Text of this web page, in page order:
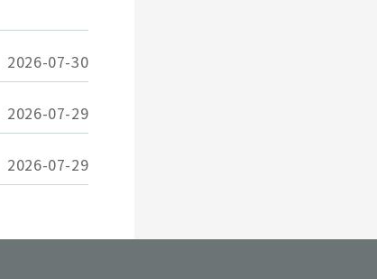
2026-07-30
2026-07-29
2026-07-29